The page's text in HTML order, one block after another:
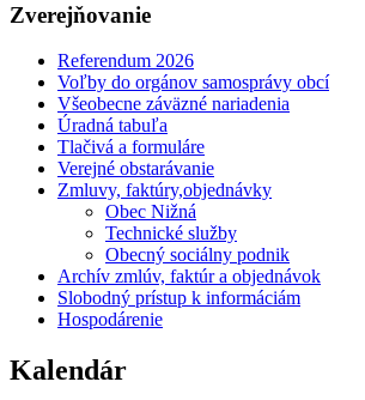
Zverejňovanie
Referendum 2026
Voľby do orgánov samosprávy obcí
Všeobecne záväzné nariadenia
Úradná tabuľa
Tlačivá a formuláre
Verejné obstarávanie
Zmluvy, faktúry,objednávky
Obec Nižná
Technické služby
Obecný sociálny podnik
Archív zmlúv, faktúr a objednávok
Slobodný prístup k informáciám
Hospodárenie
Kalendár